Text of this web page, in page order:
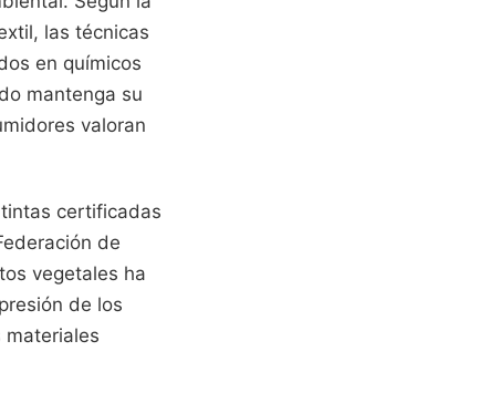
las técnicas
en químicos
mantenga su
valoran
certificadas
de
vegetales ha
de los
materiales